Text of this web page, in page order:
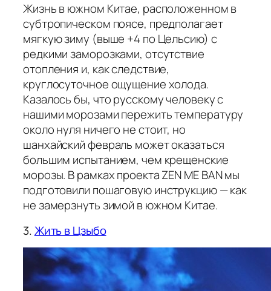
Жизнь в южном Китае, расположенном в
субтропическом поясе, предполагает
мягкую зиму (выше +4 по Цельсию) с
редкими заморозками, отсутствие
отопления и, как следствие,
круглосуточное ощущение холода.
Казалось бы, что русскому человеку с
нашими морозами пережить температуру
около нуля ничего не стоит, но
шанхайский февраль может оказаться
большим испытанием, чем крещенские
морозы. В рамках проекта ZEN ME BAN мы
подготовили пошаговую инструкцию — как
не замерзнуть зимой в южном Китае.
3.Жить в Цзыбо